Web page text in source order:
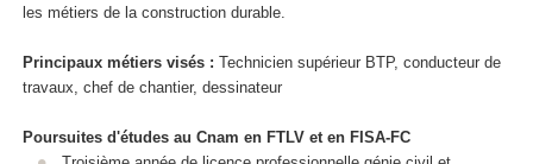
les métiers de la construction durable.
Principaux métiers visés : Technicien supérieur BTP, conducteur de
travaux, chef de chantier, dessinateur
Poursuites d'études au Cnam en FTLV et en FISA-FC